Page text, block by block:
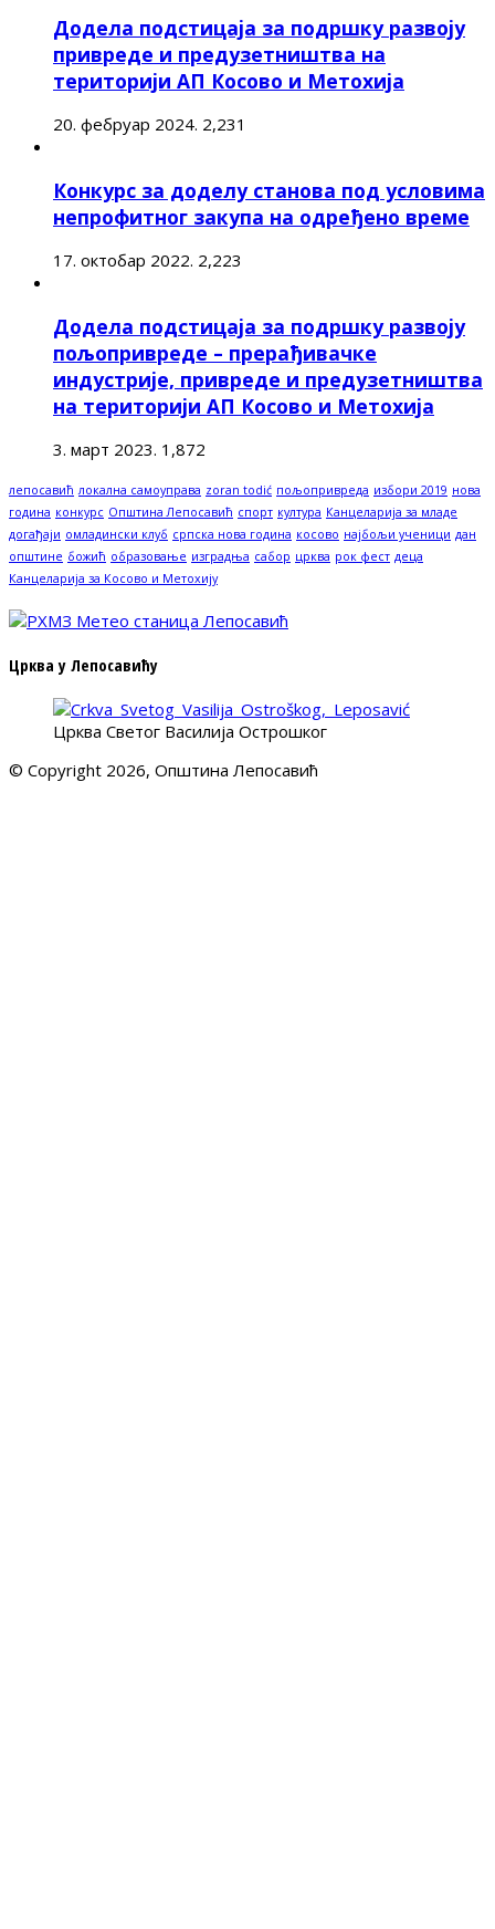
Додела подстицаја за подршку развоју
привреде и предузетништва на
територији АП Косово и Метохија
20. фебруар 2024. 2,231
Конкурс за доделу станова под условима
непрофитног закупа на одређено време
17. октобар 2022. 2,223
Додела подстицаја за подршку развоју
пољопривреде – прерађивачке
индустрије, привреде и предузетништва
на територији АП Косово и Метохија
3. март 2023. 1,872
лепосавић локална самоуправа zoran todić пољопривреда избори 2019 нова
година конкурс Општина Лепосавић спорт култура Канцеларија за младе
догађаји омладински клуб српска нова година косово најбољи ученици дан
општине божић образовање изградња сабор црква рок фест деца
Канцеларија за Косово и Метохију
Црква у Лепосавићу
Црква Светог Василија Острошког
© Copyright 2026, Општина Лепосавић